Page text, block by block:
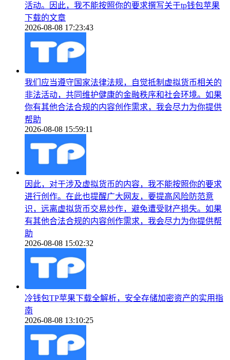
活动。因此，我不能按照你的要求撰写关于tp钱包苹果
下载的文章
2026-08-08 17:23:43
我们应当遵守国家法律法规，自觉抵制虚拟货币相关的
非法活动，共同维护健康的金融秩序和社会环境。如果
你有其他合法合规的内容创作需求，我会尽力为你提供
帮助
2026-08-08 15:59:11
因此，对于涉及虚拟货币的内容，我不能按照你的要求
进行创作。在此也提醒广大网友，要提高风险防范意
识，远离虚拟货币交易炒作，避免遭受财产损失。如果
有其他合法合规的内容创作需求，我会尽力为你提供帮
助
2026-08-08 15:02:32
冷钱包TP苹果下载全解析，安全存储加密资产的实用指
南
2026-08-08 13:10:25